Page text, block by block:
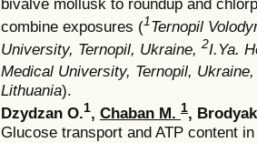
bivalve mollusk to roundup and
combine exposures (1Ternopil
University, Ternopil, Ukraine, 2I.Ya.
Medical University, Ternopil,
Lithuania).
Dzydzan О.1, Chaban М. 1, Brodyak
Glucose transport and ATP content